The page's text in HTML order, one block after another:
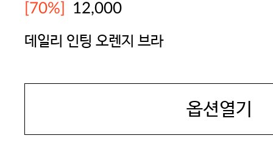
[70%] 12,000
데일리 인팅 오렌지 브라
옵션열기